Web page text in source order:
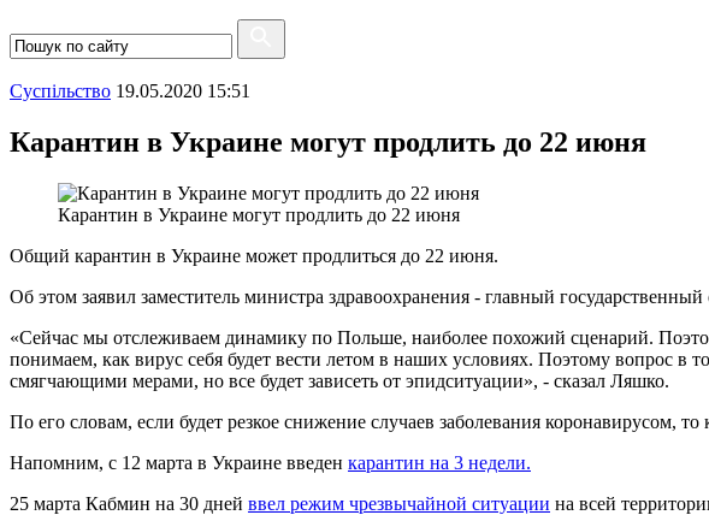
Суспiльство 19.05.2020 15:51
Карантин в Украине могут продлить до 22 июня
Карантин в Украине могут продлить до 22 июня
Общий карантин в Украине может продлиться до 22 июня.
Об этом заявил заместитель министра здравоохранения - главный
«Сейчас мы отслеживаем динамику по Польше, наиболее похожий сценарий.
понимаем, как вирус себя будет вести летом в наших условиях. Поэтому вопрос
смягчающими мерами, но все будет зависеть от эпидситуации», - сказал Ляшко.
По его словам, если будет резкое снижение случаев заболевания коронавирусом,
Напомним, с 12 марта в Украине введен карантин на 3 недели.
25 марта Кабмин на 30 дней ввел режим чрезвычайной ситуации на всей